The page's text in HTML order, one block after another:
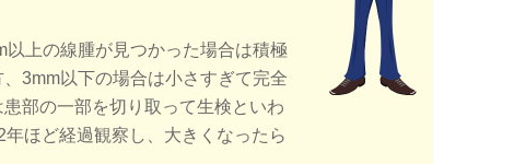
以上の線腫が見つかった場合は積極
3mm以下の場合は小さすぎて完全
部の一部を切り取って生検といわ
ほど経過観察し、大きくなったら